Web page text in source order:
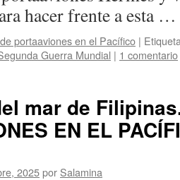
hacer frente a esta …
portaaviones en el Pacífico |
Guerra Mundial | 1 comentario
mar de
EN EL
2025por Salamina